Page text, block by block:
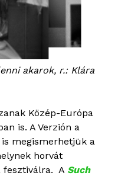
akarok, r.: Klára
Közép-Európa
is. A Verzión a
megismerhetjük a
horvát
fesztiválra. A Such